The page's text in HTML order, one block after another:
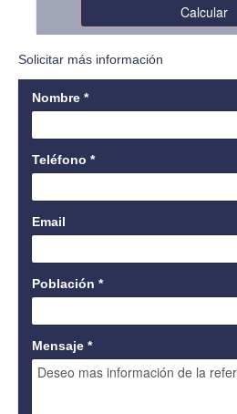
Solicitar más información
Nombre *
Teléfono *
Email
Población *
Mensaje *